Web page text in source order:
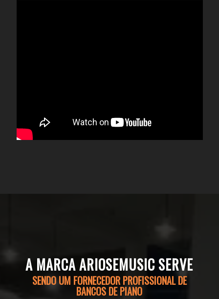
A MARCA ARIOSEMUSIC SERVE
SENDO UM FORNECEDOR PROFISSIONAL DE
BANCOS DE PIANO